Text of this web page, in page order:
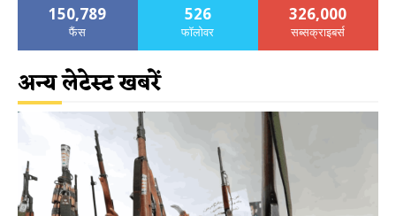
150,789
फैंस
526
फॉलोवर
326,000
सब्सक्राइबर्स
अन्य लेटेस्ट खबरें